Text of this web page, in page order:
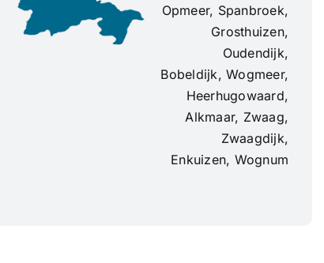
Opmeer, Spanbroek,
Grosthuizen,
Oudendijk,
Bobeldijk, Wogmeer,
Heerhugowaard,
Alkmaar, Zwaag,
Zwaagdijk,
Enkuizen, Wognum